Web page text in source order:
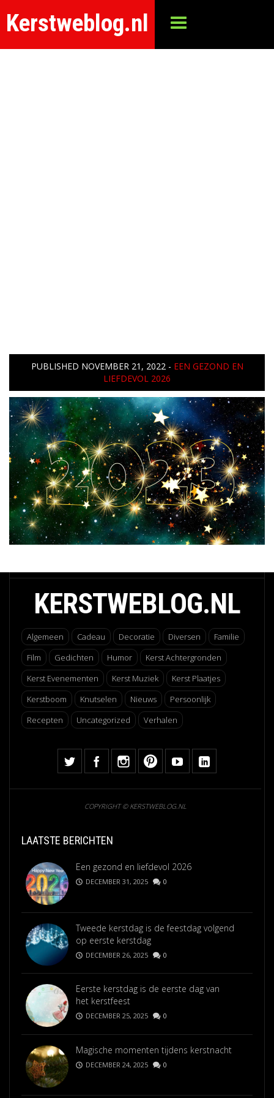
Kerstweblog.nl
PUBLISHED NOVEMBER 21, 2022- EEN GEZOND EN
LIEFDEVOL 2026
KERSTWEBLOG.NL
Algemeen Cadeau Decoratie Diversen
Familie
Film
Gedichten Humor
Kerst Achtergronden
Kerst Evenementen
Kerst Muziek
Kerst Plaatjes
Kerstboom
Knutselen Nieuws
Persoonlijk
Recepten
Uncategorized Verhalen
COPYRIGHT © KERSTWEBLOG.NL
LAATSTE BERICHTEN
Een gezond en liefdevol 2026
DECEMBER 31, 2025 0
Tweede kerstdag is de feestdag volgend
op eerste kerstdag
DECEMBER 26, 2025 0
Eerste kerstdag is de eerste dag van
het kerstfeest
DECEMBER 25, 2025 0
Magische momenten tijdens kerstnacht
DECEMBER 24, 2025 0